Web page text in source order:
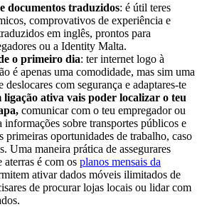
documentos traduzidos: é útil teres
comprovativos de experiência e
em inglês, prontos para
ou a Identity Malta.
o primeiro dia: ter internet logo à
é apenas uma comodidade, mas sim uma
deslocares com segurança e adaptares-te
ligação ativa vais poder localizar o teu
comunicar com o teu empregador ou
informações sobre transportes públicos e
primeiras oportunidades de trabalho, caso
Uma maneira prática de assegurares
aterras é com os planos mensais da
ativar dados móveis ilimitados de
de procurar lojas locais ou lidar com